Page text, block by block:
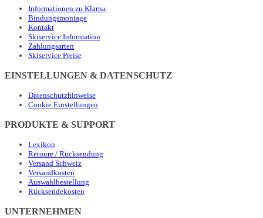
Informationen zu Klarna
Bindungsmontage
Kontakt
Skiservice Information
Zahlungsarten
Skiservice Preise
EINSTELLUNGEN & DATENSCHUTZ
Datenschutzhinweise
Cookie Einstellungen
PRODUKTE & SUPPORT
Lexikon
Retoure / Rücksendung
Versand Schweiz
Versandkosten
Auswahlbestellung
Rücksendekosten
UNTERNEHMEN